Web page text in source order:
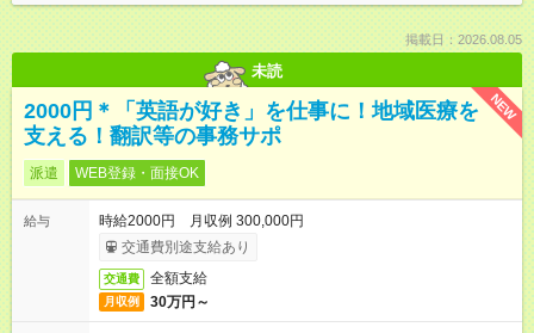
掲載日：2026.08.05
未読
NEW
2000円＊「英語が好き」を仕事に！地域医療を
支える！翻訳等の事務サポ
派遣 WEB登録・面接OK
給与
時給2000円 月収例 300,000円
交通費別途支給あり
交通費 全額支給
月収例 30万円～